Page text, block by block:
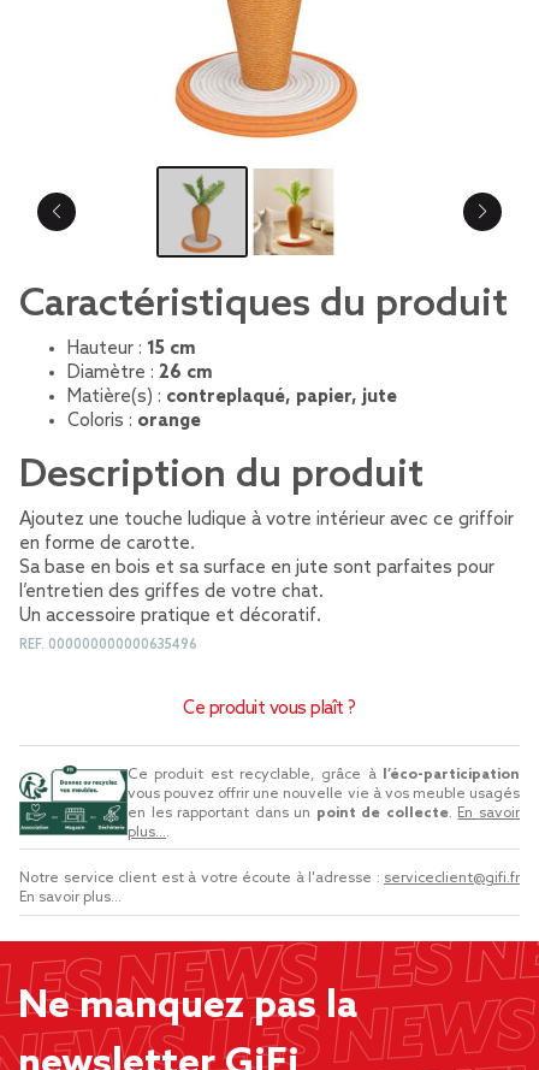
Caractéristiques du produit
Hauteur : 15 cm
Diamètre : 26 cm
Matière(s) : contreplaqué, papier, jute
Coloris : orange
Description du produit
Ajoutez une touche ludique à votre intérieur avec ce griffoir
en forme de carotte.
Sa base en bois et sa surface en jute sont parfaites pour
l’entretien des griffes de votre chat.
Un accessoire pratique et décoratif.
REF. 000000000000635496
Ce produit vous plaît ?
Ce produit est recyclable, grâce à
l’éco-participation
vous pouvez offrir une nouvelle vie à vos meuble usagés
en les rapportant dans un point de collecte. En savoir
plus....
Notre service client est à votre écoute à l'adresse : serviceclient@gifi.fr
En savoir plus...
Ne manquez pas la